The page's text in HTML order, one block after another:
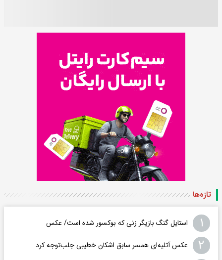
تازه‌ها
۱ استایل گنگ بازیگر زنی که بوکسور شده است/ عکس
۲ عکس‌ آتلیه‌ای همسر سابق اشکان خطیبی جلب‌توجه کرد